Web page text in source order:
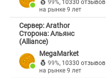
99%, 10330 отзывов
на рынке 9 лет
Сервер: Arathor
Сторона: Альянс
(Alliance)
MegaMarket
99%, 10330 отзывов
на рынке 9 лет